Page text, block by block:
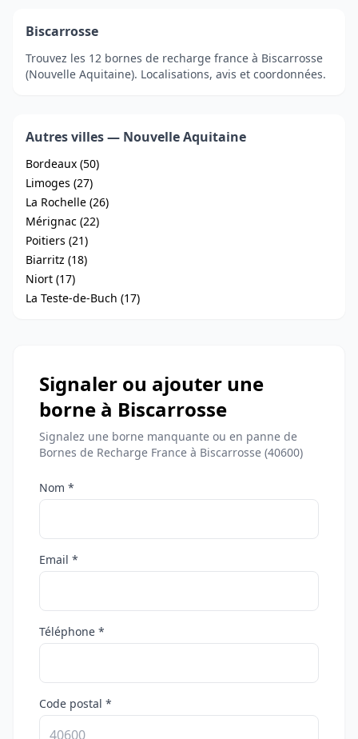
Biscarrosse
Trouvez les 12 bornes de recharge france à Biscarrosse
(Nouvelle Aquitaine). Localisations, avis et coordonnées.
Autres villes — Nouvelle Aquitaine
Bordeaux (50)
Limoges (27)
La Rochelle (26)
Mérignac (22)
Poitiers (21)
Biarritz (18)
Niort (17)
La Teste-de-Buch (17)
Signaler ou ajouter une
borne à Biscarrosse
Signalez une borne manquante ou en panne de
Bornes de Recharge France à Biscarrosse (40600)
Nom *
Email *
Téléphone *
Code postal *